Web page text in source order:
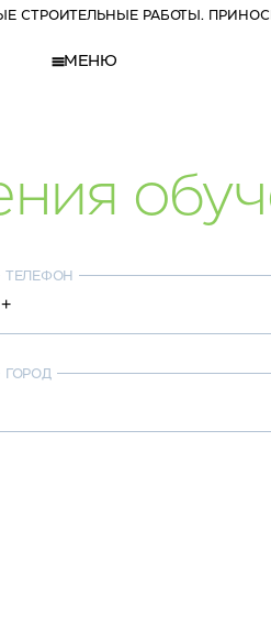
СТРОИТЕЛЬНЫЕ РАБОТЫ.
МЕНЮ
ТЕЛЕФОН
ГОРОД